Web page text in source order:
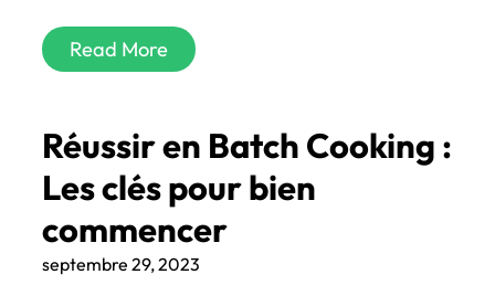
Read More
Réussir en Batch Cooking :
Les clés pour bien
commencer
septembre 29, 2023